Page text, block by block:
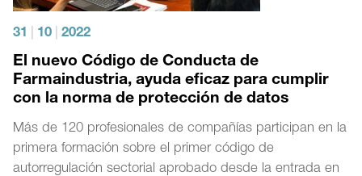
31 10 2022
El nuevo Código de Conducta de
Farmaindustria, ayuda eficaz para cumplir
con la norma de protección de datos
Más de 120 profesionales de compañías participan en la
primera formación sobre el primer código de
autorregulación sectorial aprobado desde la entrada en